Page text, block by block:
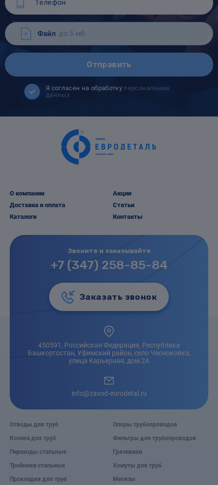
Файл до 5 мб
Отправить
Я согласен на обработку персональных
данных
О компании
Доставка и оплата
Каталоги
Акции
Статьи
Контакты
Звоните и заказывайте
+7 (347) 258-85-84
Заказать звонок
450591, Российская Федерация, Республика
Башкортостан, Уфимский район, село Чесноковка,
улица Карьерная, дом 2А
info@zavod-eurodetal.ru
Отводы для труб
Колена для труб
Переходы стальные
Тройники стальные
Прокладки для труб
Опоры трубопроводов
Фильтры для трубопроводов
Грязевики
Хомуты для труб
Метизы